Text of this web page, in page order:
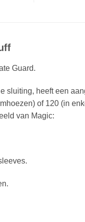
Guard.
sluiting, heeft een
of 120 (in
van Magic: